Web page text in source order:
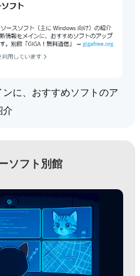
に、おすすめソフトのア
介
ソフト別館